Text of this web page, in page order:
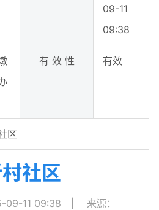
09-11
09:38
有 效 性 有效
区
社区
09-11 09:38 来源：